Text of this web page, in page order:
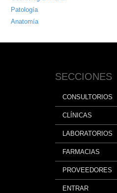
Patología
Anatomía
SECCIONES
CONSULTORIOS
CLÍNICAS
LABORATORIOS
FARMACIAS
PROVEEDORES
ENTRAR